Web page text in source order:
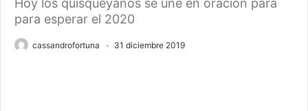
Hoy los quisqueyanos se une en oración para
para esperar el 2020
cassandrofortuna 31 diciembre 2019